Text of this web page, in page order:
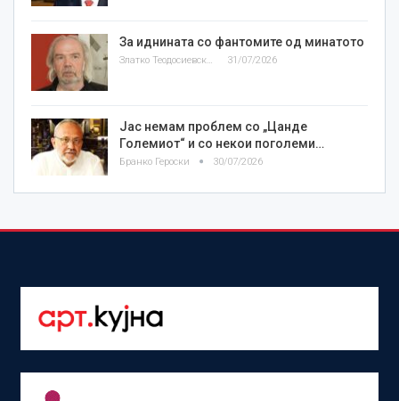
За иднината со фантомите од минатото
Златко Теодосиевски 31/07/2026
Јас немам проблем со „Цанде
Големиот“ и со некои поголеми…
Бранко Героски 30/07/2026